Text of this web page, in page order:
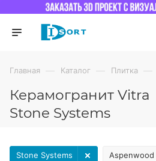
Главная — Каталог — Плитка —
Керамогранит Vitra
Stone Systems
Aspenwood
Stone Systems